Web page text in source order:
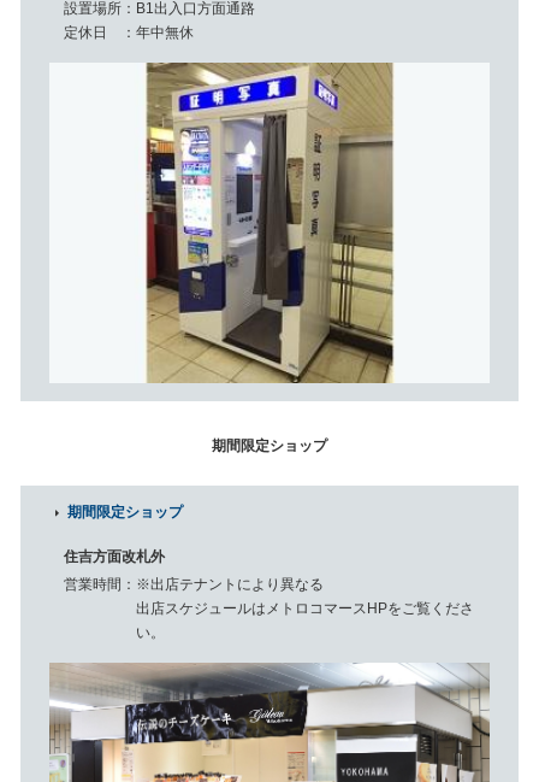
設置場所
B1出入口方面通路
定休日
年中無休
期間限定ショップ
期間限定ショップ
住吉方面改札外
営業時間
※出店テナントにより異なる
出店スケジュールはメトロコマースHPをご覧くださ
い。